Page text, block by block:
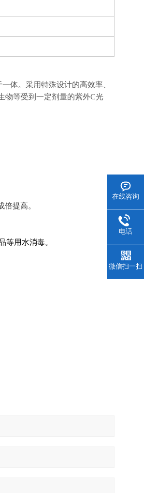
体。采用特殊设计的高效率、
物等受到一定剂量的紫外C光
提高。
等用水消毒。
在线咨询
电话
微信扫一扫